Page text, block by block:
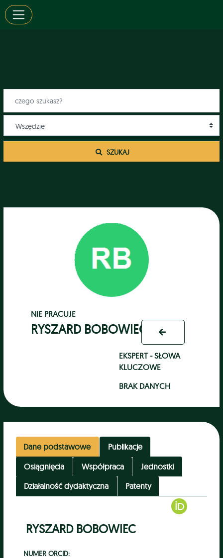
SZUKAJ
NIE PRACUJE
RYSZARD BOBOWIEC
EKSPERT - SŁOWA
KLUCZOWE
BRAK DANYCH
Dane podstawowe
Publikacje
Osiągnięcia
Współpraca
Jednostki
Działalność dydaktyczna
Patenty
RYSZARD BOBOWIEC
NUMER ORCID: